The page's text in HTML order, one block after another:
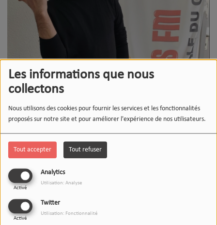
Les informations que nous
collectons
Nous utilisons des cookies pour fournir les services et les fonctionnalités
proposés sur notre site et pour améliorer l'expérience de nos utilisateurs.
Tout accepter Tout refuser
Analytics
Activé
Utilisation: Analyse
Twitter
Activé
Utilisation: Fonctionnalité